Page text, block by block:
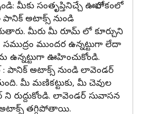
మీకు సంతృప్తినిచ్చే ఊహాలోకంలో
పానిక్ అటాక్స్ నుండి
మీరు మీ రూమ్ లో కూర్చుని
సముద్రం ముందర ఉన్నట్టుగా లేదా
ఉన్నట్టుగా ఊహించుకోండి.
అటాక్స్ నుండి లావెండర్
మీ మణికట్టుకు, మీ చెవుల
రుద్దుకోండి. లావెండర్ సువాసన
తగ్గిపోతాయి.